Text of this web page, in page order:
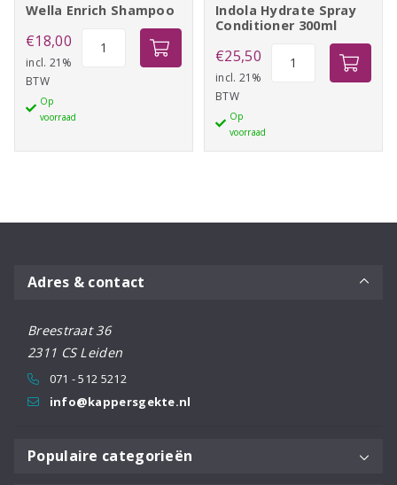
Wella Enrich Shampoo
€18,00
incl. 21%
BTW
Op
voorraad
Indola Hydrate Spray
Conditioner 300ml
€25,50
incl. 21%
BTW
Op
voorraad
Adres & contact
Breestraat 36
2311 CS Leiden
071 - 512 5212
info@kappersgekte.nl
Populaire categorieën